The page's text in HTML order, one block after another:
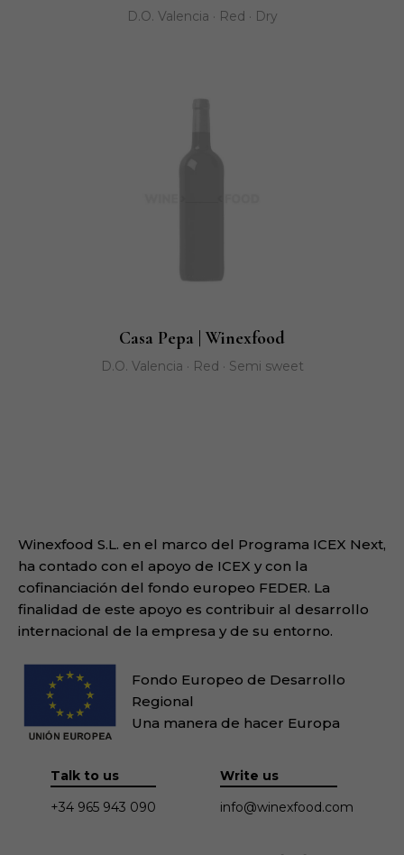
D.O. Valencia · Red · Dry
Casa Pepa | Winexfood
D.O. Valencia · Red · Semi sweet
Winexfood S.L. en el marco del Programa ICEX Next,
ha contado con el apoyo de ICEX y con la
cofinanciación del fondo europeo FEDER. La
finalidad de este apoyo es contribuir al desarrollo
internacional de la empresa y de su entorno.
Fondo Europeo de Desarrollo
Regional
Una manera de hacer Europa
Talk to us
+34 965 943 090
Write us
info@winexfood.com